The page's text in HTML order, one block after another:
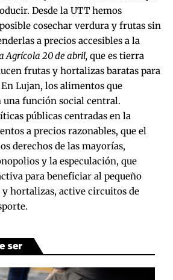
Desde la UTT hemos
cosechar verdura y frutas sin
a precios accesibles a la
Agrícola 20 de abril, que es tierra
frutas y hortalizas baratas para
Lujan, los alimentos que
una función social central.
públicas centradas en la
a precios razonables, que el
derechos de las mayorías,
y la especulación, que
para beneficiar al pequeño
hortalizas, active circuitos de
ser